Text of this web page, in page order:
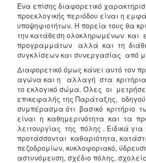
Ένα επίσης διαφορετικό
προεκλογικής περιόδου είναι η
υποψηφιοτήτων. Η πορεία τους θα
την κατάθεση ολοκληρωμένων και
προγραμμάτων αλλά και τη
συγκλίσεων και συνεργασίας από
Διαφορετικό όμως κάνει αυτό τον
αγώνα και η αλλαγή στα κριτήρια
το εκλογικό σώμα. Όλες οι
επικεφαλής της Παράταξης,
συμπέρασμα ότι βασικό κριτήριο
είναι η καθημερινότητα και τα
λειτουργίας της πόλης . Ειδικά για
προτάσσονται καθαριότητα,
πεζοδρομίων, κυκλοφοριακό,
αστυνόμευση, σχέδιο πόλης,